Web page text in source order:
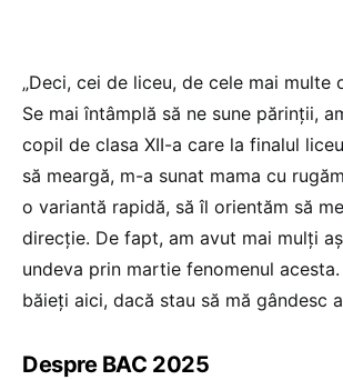
„Deci, cei de liceu, de cele mai multe
Se mai întâmplă să ne sune părinții,
copil de clasa XII-a care la finalul
să meargă, m-a sunat mama cu
o variantă rapidă, să îl orientăm să
direcție. De fapt, am avut mai mulți
undeva prin martie fenomenul
băieți aici, dacă stau să mă gândesc
Despre BAC 2025